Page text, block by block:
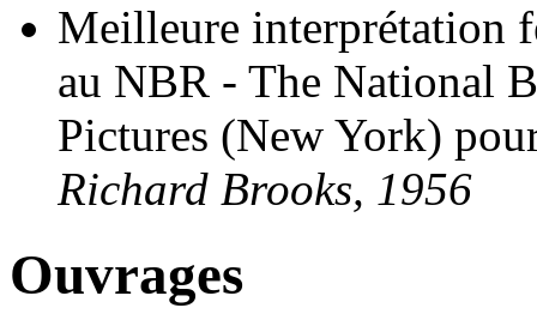
Meilleure interprétation
au NBR - The National
Pictures (New York)
Richard Brooks, 1956
Ouvrages